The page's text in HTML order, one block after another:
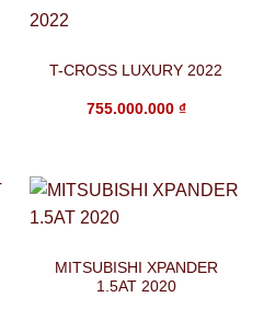
T-CROSS LUXURY 2022
755.000.000 ₫
MITSUBISHI XPANDER
1.5AT 2020